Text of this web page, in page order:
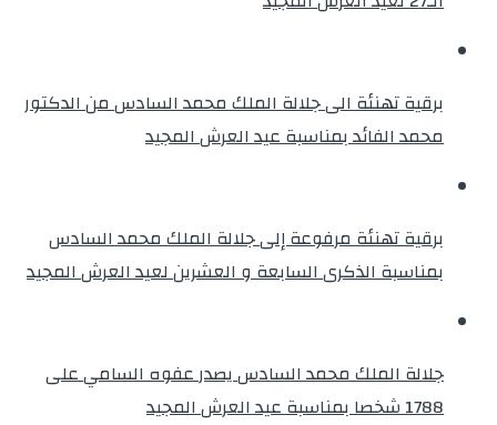
برقية تهنئة الى جلالة الملك محمد السادس من الدكتور
محمد الفائد بمناسبة عيد العرش المجيد
برقية تهنئة مرفوعة إلى جلالة الملك محمد السادس
بمناسبة الذكرى السابعة و العشرين لعيد العرش المجيد
جلالة الملك محمد السادس يصدر عفوه السامي على
1788 شخصا بمناسبة عيد العرش المجيد